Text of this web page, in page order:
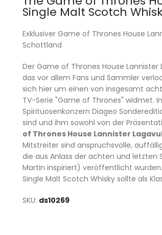
Single Malt Scotch
Exklusiver Game of Thrones House
Schottland
Der Game of Thrones House
das vor allem Fans und Sammler
sich hier um einen von insgesamt
TV-Serie "Game of Thrones" widmet.
Spirituosenkonzern Diageo
sind und ihm sowohl von der
of Thrones House Lannister
Mitstreiter sind anspruchsvolle,
die aus Anlass der achten und letzten
Martin inspiriert) veröffentlicht
Single Malt Scotch Whisky sollte als
SKU ds10269